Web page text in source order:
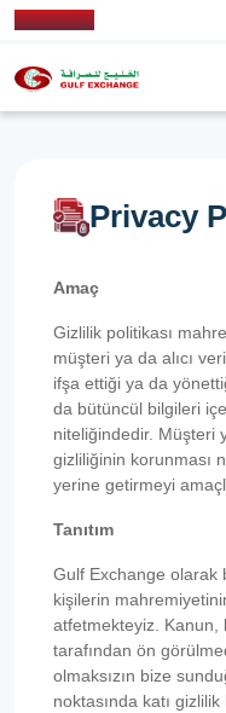
Privacy
Amaç
Gizlilik politikası
müşteri ya da alıcı
ifşa ettiği ya da
da bütüncül bilgileri
niteliğindedir. Müşteri
gizliliğinin korunması
yerine getirmeyi
Tanıtım
Gulf Exchange olarak
kişilerin
atfetmekteyiz.
tarafından ön
olmaksızın bize
noktasında katı gizlilik